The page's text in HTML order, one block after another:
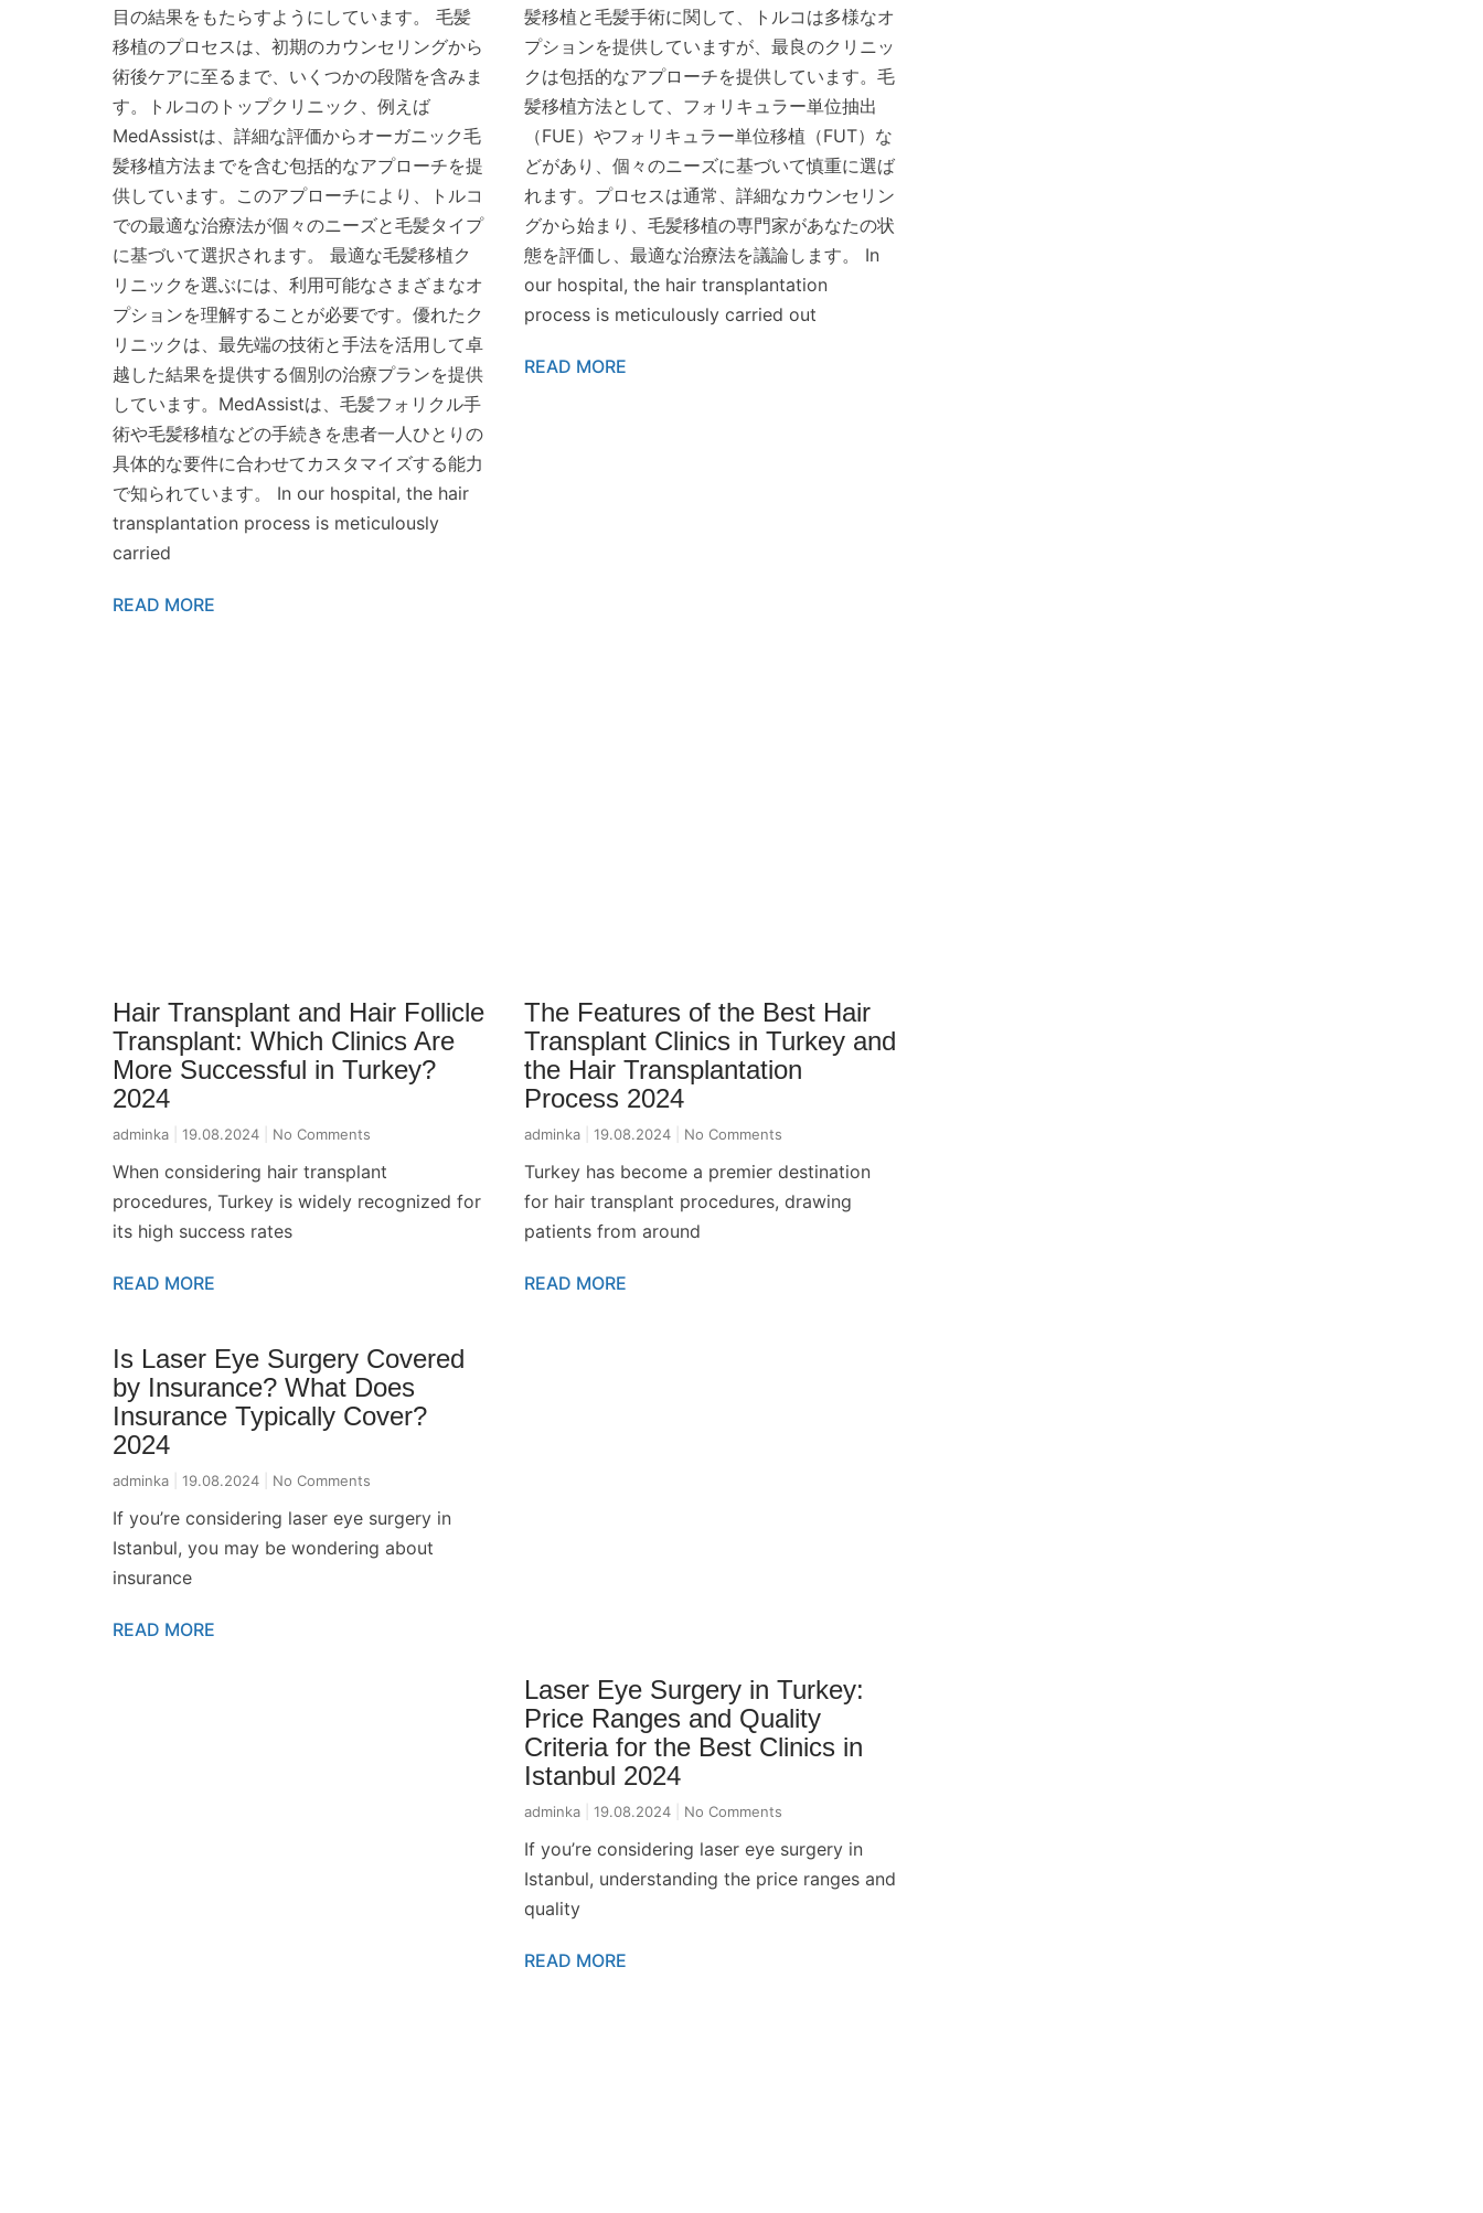
目の結果をもたらすようにしています。 毛髪
移植のプロセスは、初期のカウンセリングから
術後ケアに至るまで、いくつかの段階を含みま
す。トルコのトップクリニック、例えば
MedAssistは、詳細な評価からオーガニック毛
髪移植方法までを含む包括的なアプローチを提
供しています。このアプローチにより、トルコ
での最適な治療法が個々のニーズと毛髪タイプ
に基づいて選択されます。 最適な毛髪移植ク
リニックを選ぶには、利用可能なさまざまなオ
プションを理解することが必要です。優れたク
リニックは、最先端の技術と手法を活用して卓
越した結果を提供する個別の治療プランを提供
しています。MedAssistは、毛髪フォリクル手
術や毛髪移植などの手続きを患者一人ひとりの
具体的な要件に合わせてカスタマイズする能力
で知られています。 In our hospital, the hair
transplantation process is meticulously
carried
READ MORE
髪移植と毛髪手術に関して、トルコは多様なオ
プションを提供していますが、最良のクリニッ
クは包括的なアプローチを提供しています。毛
髪移植方法として、フォリキュラー単位抽出
（FUE）やフォリキュラー単位移植（FUT）な
どがあり、個々のニーズに基づいて慎重に選ば
れます。プロセスは通常、詳細なカウンセリン
グから始まり、毛髪移植の専門家があなたの状
態を評価し、最適な治療法を議論します。 In
our hospital, the hair transplantation
process is meticulously carried out
READ MORE
Hair Transplant and Hair Follicle
Transplant: Which Clinics Are
More Successful in Turkey?
2024
adminka 19.08.2024 No Comments
When considering hair transplant
procedures, Turkey is widely recognized for
its high success rates
READ MORE
The Features of the Best Hair
Transplant Clinics in Turkey and
the Hair Transplantation
Process 2024
adminka 19.08.2024 No Comments
Turkey has become a premier destination
for hair transplant procedures, drawing
patients from around
READ MORE
Is Laser Eye Surgery Covered
by Insurance? What Does
Insurance Typically Cover?
2024
adminka 19.08.2024 No Comments
If you’re considering laser eye surgery in
Istanbul, you may be wondering about
insurance
READ MORE
Laser Eye Surgery in Turkey:
Price Ranges and Quality
Criteria for the Best Clinics in
Istanbul 2024
adminka 19.08.2024 No Comments
If you’re considering laser eye surgery in
Istanbul, understanding the price ranges and
quality
READ MORE